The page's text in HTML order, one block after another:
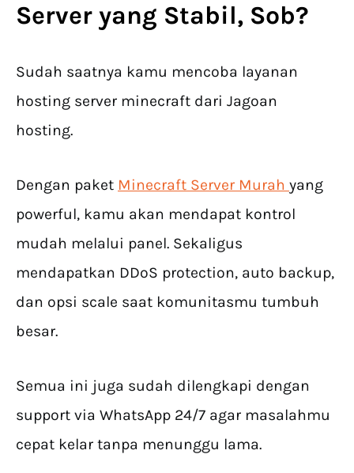
Server yang Stabil, Sob?
Sudah saatnya kamu mencoba layanan
hosting server minecraft dari Jagoan
hosting.
Dengan paket Minecraft Server Murah yang
powerful, kamu akan mendapat kontrol
mudah melalui panel. Sekaligus
mendapatkan DDoS protection, auto backup,
dan opsi scale saat komunitasmu tumbuh
besar.
Semua ini juga sudah dilengkapi dengan
support via WhatsApp 24/7 agar masalahmu
cepat kelar tanpa menunggu lama.